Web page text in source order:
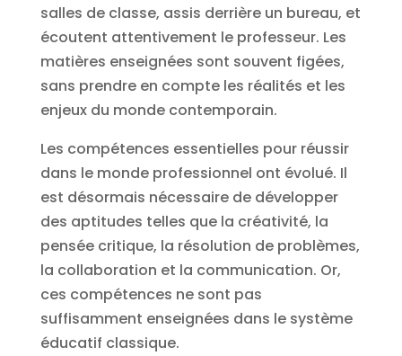
salles de classe, assis derrière un bureau, et
écoutent attentivement le professeur. Les
matières enseignées sont souvent figées,
sans prendre en compte les réalités et les
enjeux du monde contemporain.
Les compétences essentielles pour réussir
dans le monde professionnel ont évolué. Il
est désormais nécessaire de développer
des aptitudes telles que la créativité, la
pensée critique, la résolution de problèmes,
la collaboration et la communication. Or,
ces compétences ne sont pas
suffisamment enseignées dans le système
éducatif classique.